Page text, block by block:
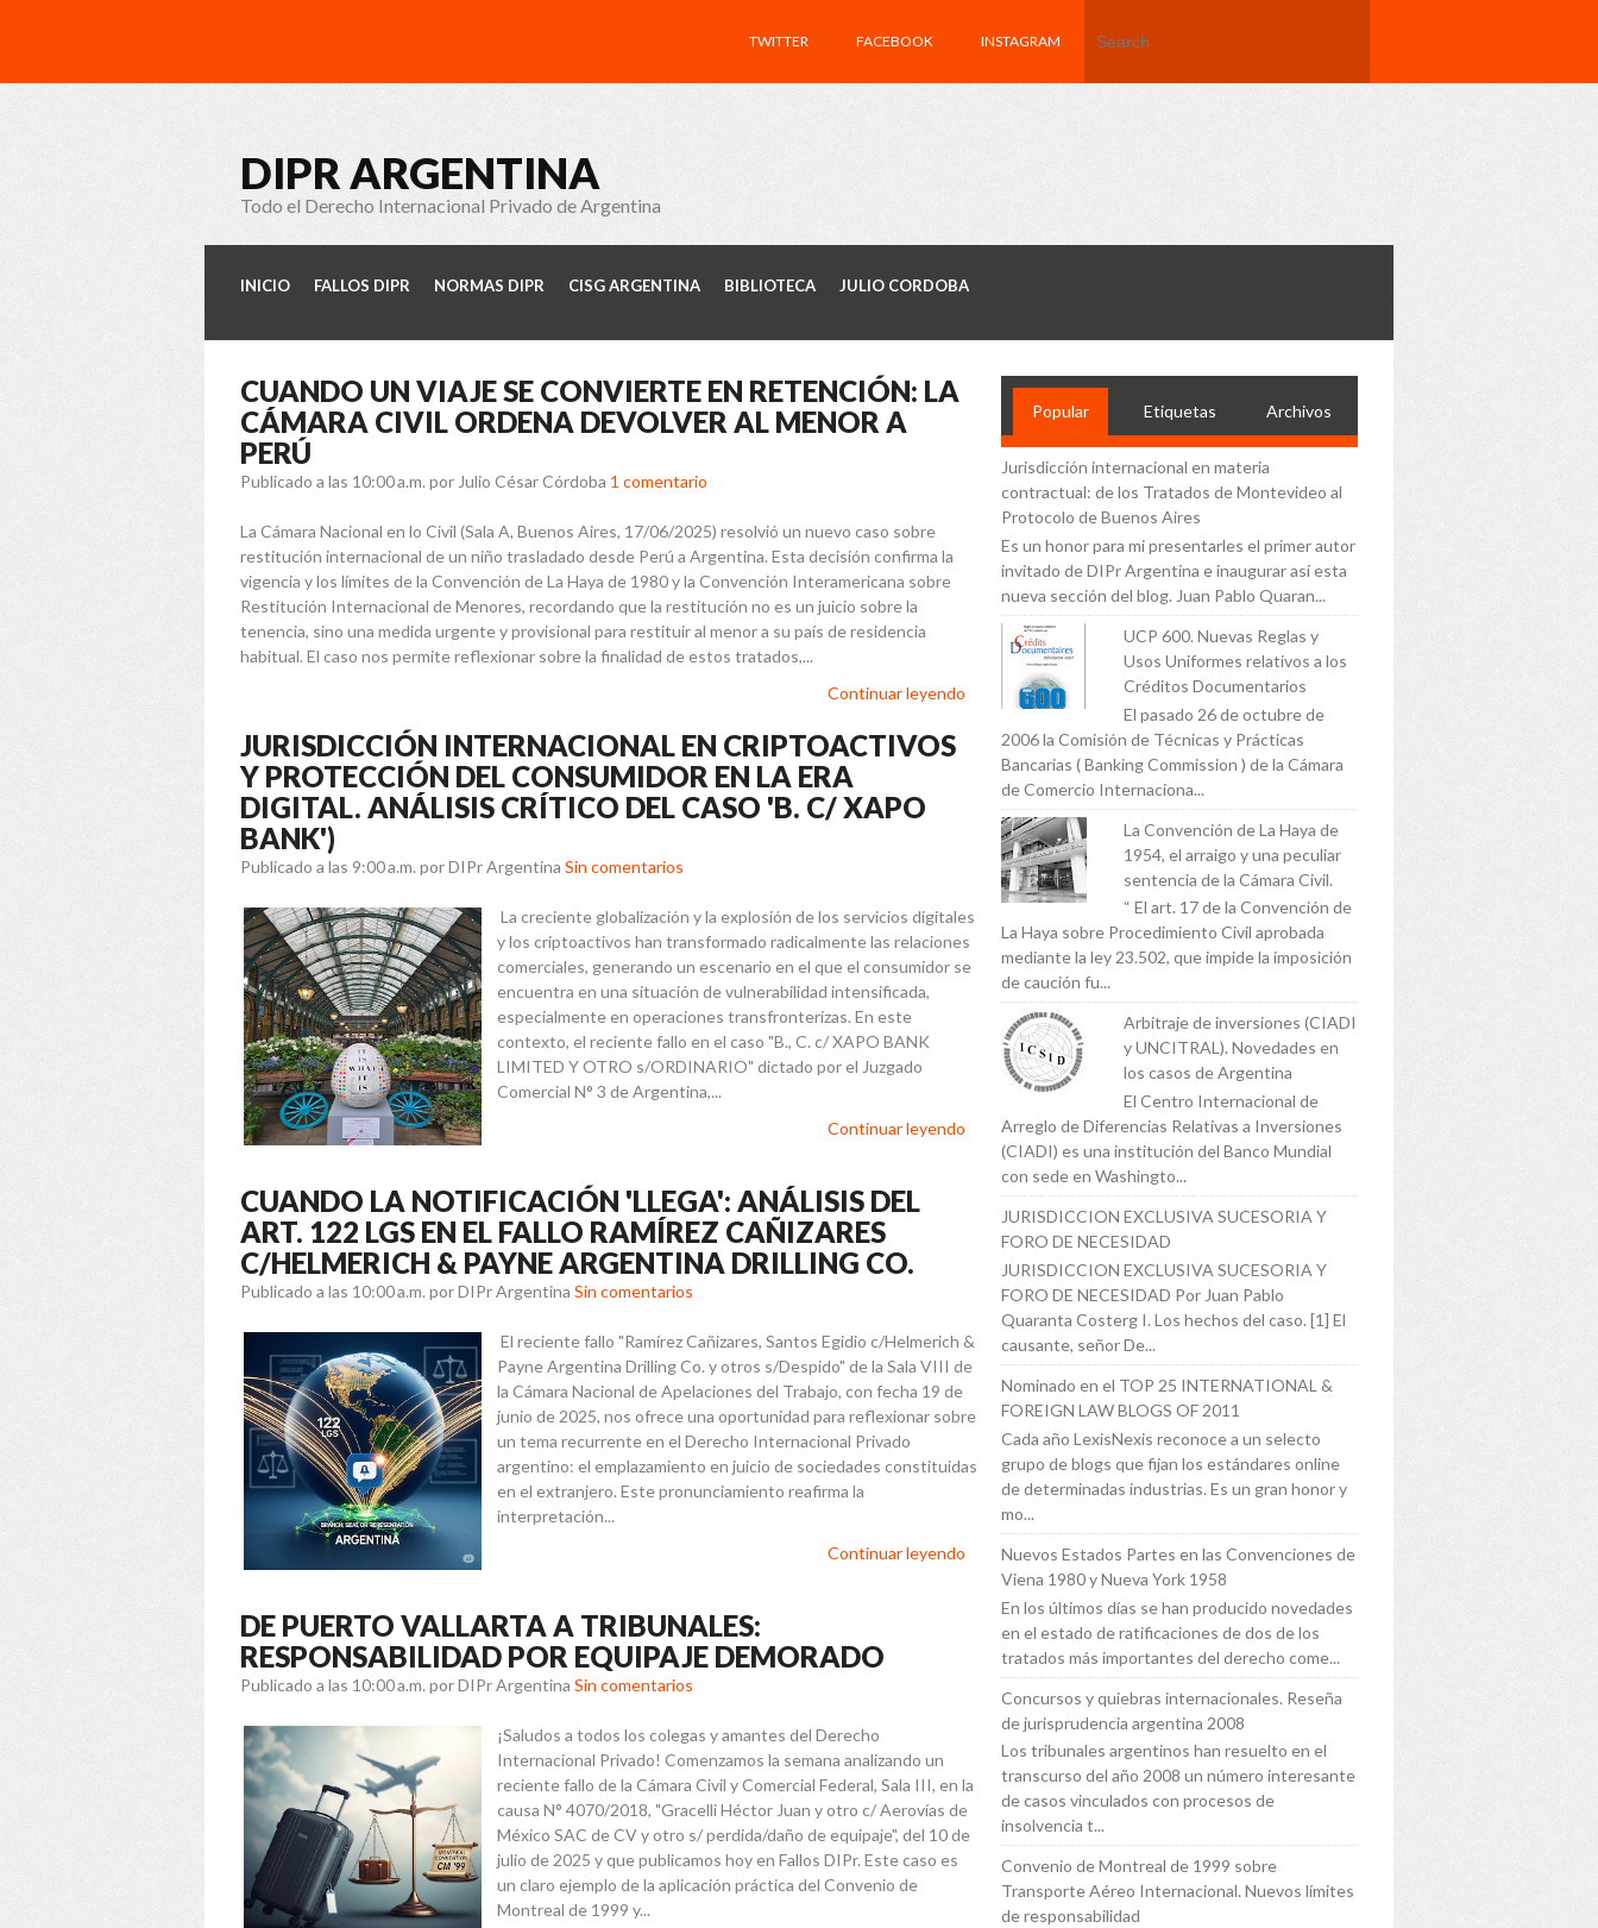
TWITTER FACEBOOK INSTAGRAM
DIPR ARGENTINA
Todo el Derecho Internacional Privado de Argentina
INICIO FALLOS DIPR NORMAS DIPR CISG ARGENTINA BIBLIOTECA JULIO CORDOBA
CUANDO UN VIAJE SE CONVIERTE EN RETENCIÓN: LA
CÁMARA CIVIL ORDENA DEVOLVER AL MENOR A
PERÚ
Publicado a las 10:00 a.m. por Julio César Córdoba 1 comentario
La Cámara Nacional en lo Civil (Sala A, Buenos Aires, 17/06/2025) resolvió un nuevo caso sobre
restitución internacional de un niño trasladado desde Perú a Argentina. Esta decisión confirma la
vigencia y los límites de la Convención de La Haya de 1980 y la Convención Interamericana sobre
Restitución Internacional de Menores, recordando que la restitución no es un juicio sobre la
tenencia, sino una medida urgente y provisional para restituir al menor a su país de residencia
habitual. El caso nos permite reflexionar sobre la finalidad de estos tratados,...
Continuar leyendo
JURISDICCIÓN INTERNACIONAL EN CRIPTOACTIVOS
Y PROTECCIÓN DEL CONSUMIDOR EN LA ERA
DIGITAL. ANÁLISIS CRÍTICO DEL CASO 'B. C/ XAPO
BANK')
Publicado a las 9:00 a.m. por DIPr Argentina Sin comentarios
La creciente globalización y la explosión de los servicios digitales
y los criptoactivos han transformado radicalmente las relaciones
comerciales, generando un escenario en el que el consumidor se
encuentra en una situación de vulnerabilidad intensificada,
especialmente en operaciones transfronterizas. En este
contexto, el reciente fallo en el caso "B., C. c/ XAPO BANK
LIMITED Y OTRO s/ORDINARIO" dictado por el Juzgado
Comercial N° 3 de Argentina,...
Continuar leyendo
CUANDO LA NOTIFICACIÓN 'LLEGA': ANÁLISIS DEL
ART. 122 LGS EN EL FALLO RAMÍREZ CAÑIZARES
C/HELMERICH & PAYNE ARGENTINA DRILLING CO.
Publicado a las 10:00 a.m. por DIPr Argentina Sin comentarios
El reciente fallo "Ramírez Cañizares, Santos Egidio c/Helmerich &
Payne Argentina Drilling Co. y otros s/Despido" de la Sala VIII de
la Cámara Nacional de Apelaciones del Trabajo, con fecha 19 de
junio de 2025, nos ofrece una oportunidad para reflexionar sobre
un tema recurrente en el Derecho Internacional Privado
argentino: el emplazamiento en juicio de sociedades constituidas
en el extranjero. Este pronunciamiento reafirma la
interpretación...
Continuar leyendo
DE PUERTO VALLARTA A TRIBUNALES:
RESPONSABILIDAD POR EQUIPAJE DEMORADO
Publicado a las 10:00 a.m. por DIPr Argentina Sin comentarios
¡Saludos a todos los colegas y amantes del Derecho
Internacional Privado! Comenzamos la semana analizando un
reciente fallo de la Cámara Civil y Comercial Federal, Sala III, en la
causa N° 4070/2018, "Gracelli Héctor Juan y otro c/ Aerovías de
México SAC de CV y otro s/ perdida/daño de equipaje", del 10 de
julio de 2025 y que publicamos hoy en Fallos DIPr. Este caso es
un claro ejemplo de la aplicación práctica del Convenio de
Montreal de 1999 y...
Popular Etiquetas Archivos
Jurisdicción internacional en materia
contractual: de los Tratados de Montevideo al
Protocolo de Buenos Aires
Es un honor para mi presentarles el primer autor
invitado de DIPr Argentina e inaugurar así esta
nueva sección del blog. Juan Pablo Quaran...
UCP 600. Nuevas Reglas y
Usos Uniformes relativos a los
Créditos Documentarios
El pasado 26 de octubre de
2006 la Comisión de Técnicas y Prácticas
Bancarias ( Banking Commission ) de la Cámara
de Comercio Internaciona...
La Convención de La Haya de
1954, el arraigo y una peculiar
sentencia de la Cámara Civil.
“ El art. 17 de la Convención de
La Haya sobre Procedimiento Civil aprobada
mediante la ley 23.502, que impide la imposición
de caución fu...
Arbitraje de inversiones (CIADI
y UNCITRAL). Novedades en
los casos de Argentina
El Centro Internacional de
Arreglo de Diferencias Relativas a Inversiones
(CIADI) es una institución del Banco Mundial
con sede en Washingto...
JURISDICCION EXCLUSIVA SUCESORIA Y
FORO DE NECESIDAD
JURISDICCION EXCLUSIVA SUCESORIA Y
FORO DE NECESIDAD Por Juan Pablo
Quaranta Costerg I. Los hechos del caso. [1] El
causante, señor De...
Nominado en el TOP 25 INTERNATIONAL &
FOREIGN LAW BLOGS OF 2011
Cada año LexisNexis reconoce a un selecto
grupo de blogs que fijan los estándares online
de determinadas industrias. Es un gran honor y
mo...
Nuevos Estados Partes en las Convenciones de
Viena 1980 y Nueva York 1958
En los últimos días se han producido novedades
en el estado de ratificaciones de dos de los
tratados más importantes del derecho come...
Concursos y quiebras internacionales. Reseña
de jurisprudencia argentina 2008
Los tribunales argentinos han resuelto en el
transcurso del año 2008 un número interesante
de casos vinculados con procesos de
insolvencia t...
Convenio de Montreal de 1999 sobre
Transporte Aéreo Internacional. Nuevos límites
de responsabilidad